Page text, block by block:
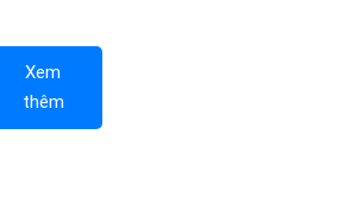
Xem
thêm